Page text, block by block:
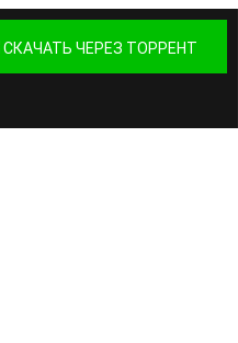
СКАЧАТЬ ЧЕРЕЗ ТОРРЕНТ